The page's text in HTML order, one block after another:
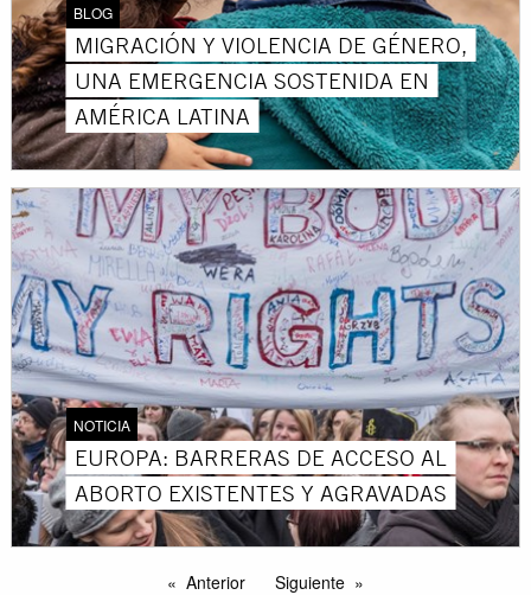
BLOG
MIGRACIÓN Y VIOLENCIA DE GÉNERO,
UNA EMERGENCIA SOSTENIDA EN
AMÉRICA LATINA
NOTICIA
EUROPA: BARRERAS DE ACCESO AL
ABORTO EXISTENTES Y AGRAVADAS
Anterior Siguiente